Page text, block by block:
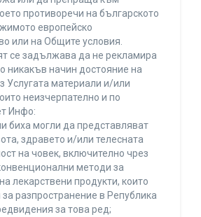
противоречи на българското
европейско
или на Общите условия.
се задължава да не рекламира
никакъв начин достояние на
Услугата материали и/или
неизчерпателно и по
Инфо:
биха могли да представляват
здравето и/или телесната
на човек, включително чрез
методи за
лекарствени продукти, които
разпространение в Република
за това ред;